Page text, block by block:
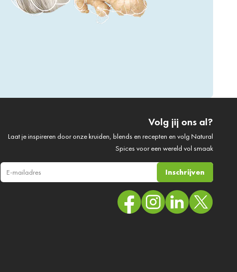
Volg jij ons al?
Laat je inspireren door onze kruiden, blends en recepten en volg Natural
Spices voor een wereld vol smaak
E-mail adres
Inschrijven